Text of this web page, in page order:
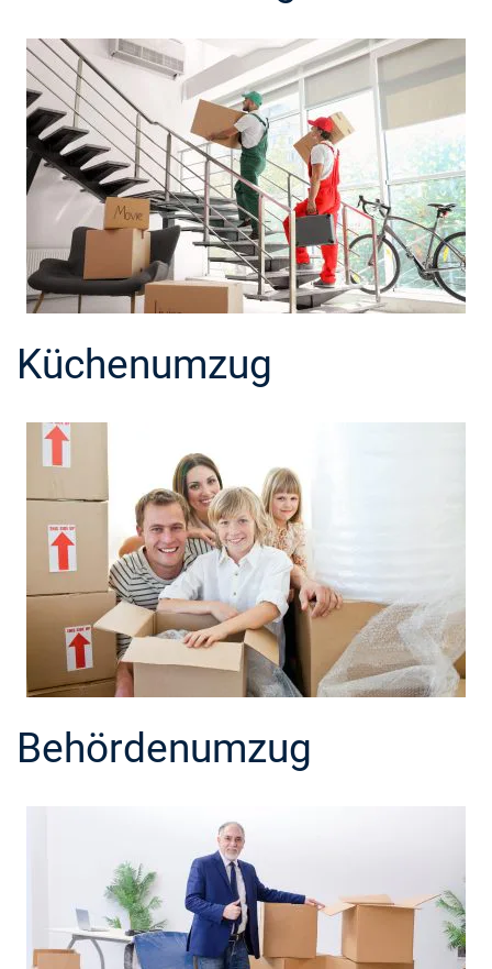
Küchenumzug
Behördenumzug